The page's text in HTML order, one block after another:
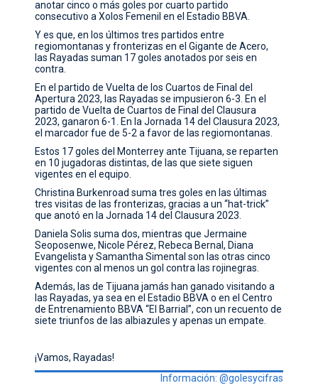
anotar cinco o más goles por cuarto partido
consecutivo a Xolos Femenil en el Estadio BBVA.
Y es que, en los últimos tres partidos entre
regiomontanas y fronterizas en el Gigante de Acero,
las Rayadas suman 17 goles anotados por seis en
contra.
En el partido de Vuelta de los Cuartos de Final del
Apertura 2023, las Rayadas se impusieron 6-3. En el
partido de Vuelta de Cuartos de Final del Clausura
2023, ganaron 6-1. En la Jornada 14 del Clausura 2023,
el marcador fue de 5-2 a favor de las regiomontanas.
Estos 17 goles del Monterrey ante Tijuana, se reparten
en 10 jugadoras distintas, de las que siete siguen
vigentes en el equipo.
Christina Burkenroad suma tres goles en las últimas
tres visitas de las fronterizas, gracias a un “hat-trick”
que anotó en la Jornada 14 del Clausura 2023.
Daniela Solis suma dos, mientras que Jermaine
Seoposenwe, Nicole Pérez, Rebeca Bernal, Diana
Evangelista y Samantha Simental son las otras cinco
vigentes con al menos un gol contra las rojinegras.
Además, las de Tijuana jamás han ganado visitando a
las Rayadas, ya sea en el Estadio BBVA o en el Centro
de Entrenamiento BBVA “El Barrial”, con un recuento de
siete triunfos de las albiazules y apenas un empate.
¡Vamos, Rayadas!
Información: @golesycifras